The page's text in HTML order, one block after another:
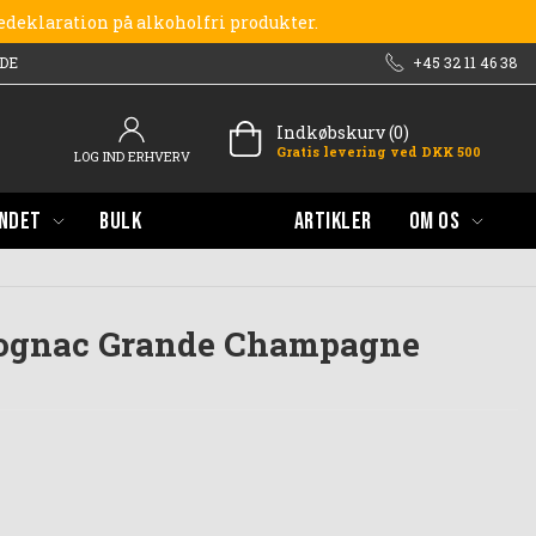
på alkoholfri produkter.
+45 32 11 46 38
LOG IND ERHVERV
Indkøbskurv (0)
Gratis levering ved DKK 500
BULK ARTIKLER OM OS
Grande Champagne